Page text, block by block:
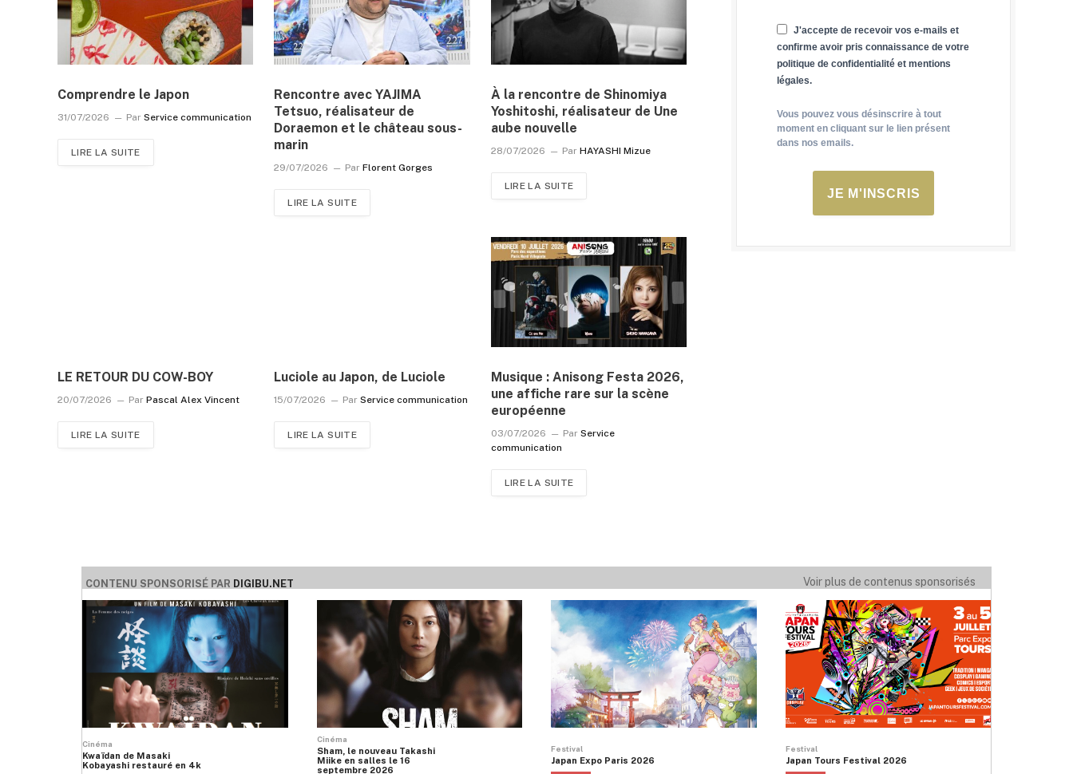
Comprendre le Japon
31/07/2026 Par Service communication
LIRE LA SUITE
Rencontre avec YAJIMA
Tetsuo, réalisateur de
Doraemon et le château sous-
marin
29/07/2026 Par Florent Gorges
LIRE LA SUITE
À la rencontre de Shinomiya
Yoshitoshi, réalisateur de Une
aube nouvelle
28/07/2026 Par HAYASHI Mizue
LIRE LA SUITE
LE RETOUR DU COW-BOY
20/07/2026 Par Pascal Alex Vincent
LIRE LA SUITE
Luciole au Japon, de Luciole
15/07/2026 Par Service communication
LIRE LA SUITE
Musique : Anisong Festa 2026,
une affiche rare sur la scène
européenne
03/07/2026 Par Service
communication
LIRE LA SUITE
J'accepte de recevoir vos e-mails et
confirme avoir pris connaissance de votre
politique de confidentialité et mentions
légales.
Vous pouvez vous désinscrire à tout
moment en cliquant sur le lien présent
dans nos emails.
JE M'INSCRIS
CONTENU SPONSORISÉ PAR DIGIBU.NET Voir plus de contenus sponsorisés
Cinéma
Kwaïdan de Masaki
Kobayashi restauré en 4k
Cinéma
Sham, le nouveau Takashi
Miike en salles le 16
septembre 2026
Festival
Japan Expo Paris 2026
Festival
Japan Tours Festival 2026